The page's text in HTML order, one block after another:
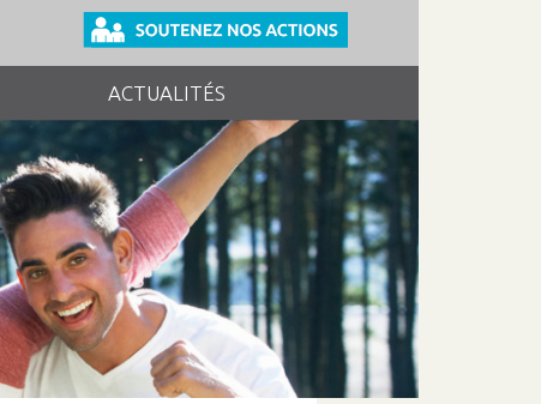
ACTUALITÉS